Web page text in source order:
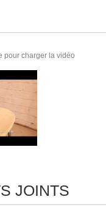
pour charger la vidéo
JOINTS